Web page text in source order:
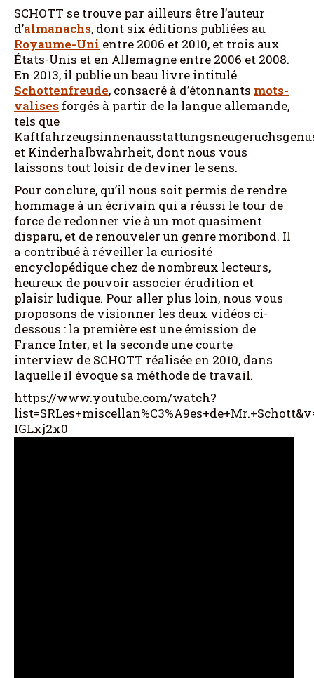
SCHOTT se trouve par ailleurs être l’auteur
d’almanachs, dont six éditions publiées au
Royaume-Uni entre 2006 et 2010, et trois aux
États-Unis et en Allemagne entre 2006 et 2008.
En 2013, il publie un beau livre intitulé
Schottenfreude, consacré à d’étonnants mots-
valises forgés à partir de la langue allemande,
tels que
et Kinderhalbwahrheit, dont nous vous
laissons tout loisir de deviner le sens.
Pour conclure, qu’il nous soit permis de rendre
hommage à un écrivain qui a réussi le tour de
force de redonner vie à un mot quasiment
disparu, et de renouveler un genre moribond. Il
a contribué à réveiller la curiosité
encyclopédique chez de nombreux lecteurs,
heureux de pouvoir associer érudition et
plaisir ludique. Pour aller plus loin, nous vous
proposons de visionner les deux vidéos ci-
dessous : la première est une émission de
France Inter, et la seconde une courte
interview de SCHOTT réalisée en 2010, dans
laquelle il évoque sa méthode de travail.
https://www.youtube.com/watch?
IGLxj2x0